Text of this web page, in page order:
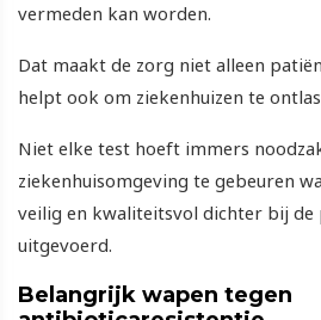
vermeden kan worden.
Dat maakt de zorg niet alleen
helpt ook om ziekenhuizen te
Niet elke test hoeft immers
ziekenhuisomgeving te gebeuren
veilig en kwaliteitsvol dichter bij
uitgevoerd.
Belangrijk wapen tegen